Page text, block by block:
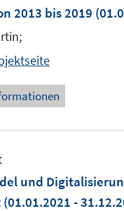
2013 bis 2019
und
(01.01.2021 -